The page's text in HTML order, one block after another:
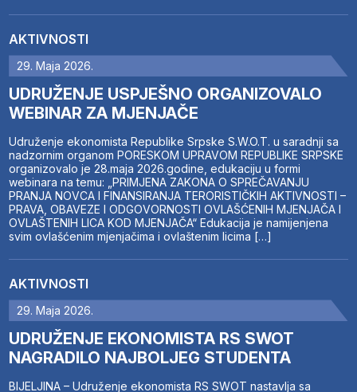
AKTIVNOSTI
29. Maja 2026.
UDRUŽENJE USPJEŠNO ORGANIZOVALO
WEBINAR ZA MJENJAČE
Udruženje ekonomista Republike Srpske S.W.O.T. u saradnji sa
nadzornim organom PORESKOM UPRAVOM REPUBLIKE SRPSKE
organizovalo je 28.maja 2026.godine, edukaciju u formi
webinara na temu: „PRIMJENA ZAKONA O SPREČAVANJU
PRANJA NOVCA I FINANSIRANJA TERORISTIČKIH AKTIVNOSTI –
PRAVA, OBAVEZE I ODGOVORNOSTI OVLAŠĆENIH MJENJAČA I
OVLAŠTENIH LICA KOD MJENJAČA“ Edukacija je namijenjena
svim ovlašćenim mjenjačima i ovlaštenim licima […]
AKTIVNOSTI
29. Maja 2026.
UDRUŽENJE EKONOMISTA RS SWOT
NAGRADILO NAJBOLJEG STUDENTA
BIJELJINA – Udruženje ekonomista RS SWOT nastavlja sa